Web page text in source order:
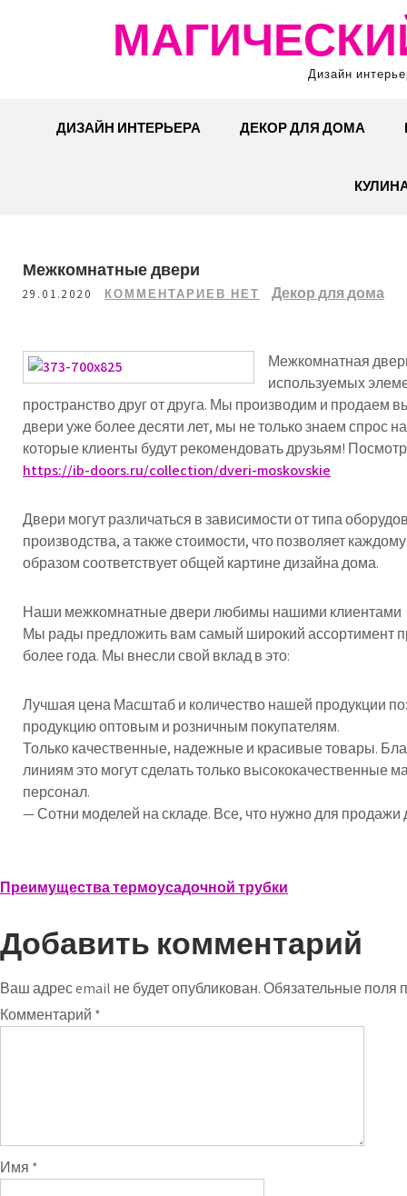
Дизайн
ДИЗАЙН ИНТЕРЬЕРА ДЕКОР ДЛЯ ДОМА
Межкомнатные двери
29.01.2020 КОММЕНТАРИЕВ НЕТ Декор для дома
Межкомнатная
используемых
пространство друг от друга. Мы производим и
двери уже более десяти лет, мы не только знаем спрос
которые клиенты будут рекомендовать друзьям!
https://ib-doors.ru/collection/dveri-moskovskie
Двери могут различаться в зависимости от типа
производства, а также стоимости, что позволяет
образом соответствует общей картине дизайна дома.
Наши межкомнатные двери любимы нашими клиентами
Мы рады предложить вам самый широкий ассортимент
более года. Мы внесли свой вклад в это:
Лучшая цена Масштаб и количество нашей продукции
продукцию оптовым и розничным покупателям.
Только качественные, надежные и красивые товары.
линиям это могут сделать только
персонал.
— Сотни моделей на складе. Все, что нужно для продажи
Навигация
по
записям
Преимущества термоусадочной трубки
Добавить комментарий
Ваш адрес email не будет опубликован.Обязательные поля
Комментарий *
Имя *